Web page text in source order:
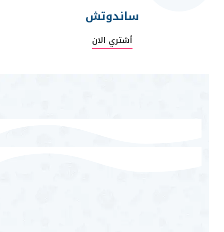
ساندوتش
أشتري الان